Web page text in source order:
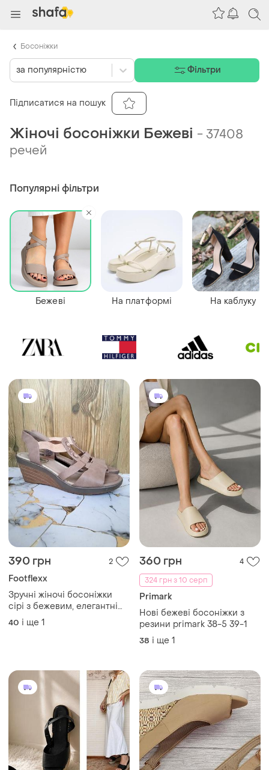
Жіночі босоніжки Бежеві - 37408
речей
390 грн 2
Footflexx
Зручні жіночі босоніжки
сірі з бежевим, елегантні
сандалі на танкетці, літо, р.
40
40 і ще 1
360 грн
4
324 грн з 10 серп
Primark
Нові бежеві босоніжки з
резини primark 38-5 39-1
38 і ще 1
Популярні фільтри
Бежеві На платформі На каблуку
за популярністю Фільтри
Підписатися на пошук
Босоніжки